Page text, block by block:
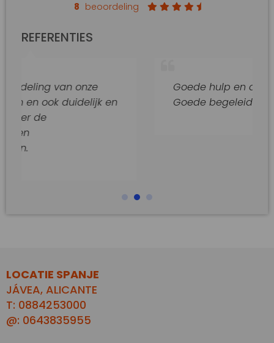
8 beoordeling
REFERENTIES
onze
duidelijk en
Goede hulp en adviezen.
Goede begeleiding van dit
LOCATIE SPANJE
JÁVEA, ALICANTE
T: 0884253000
@: 0643835955